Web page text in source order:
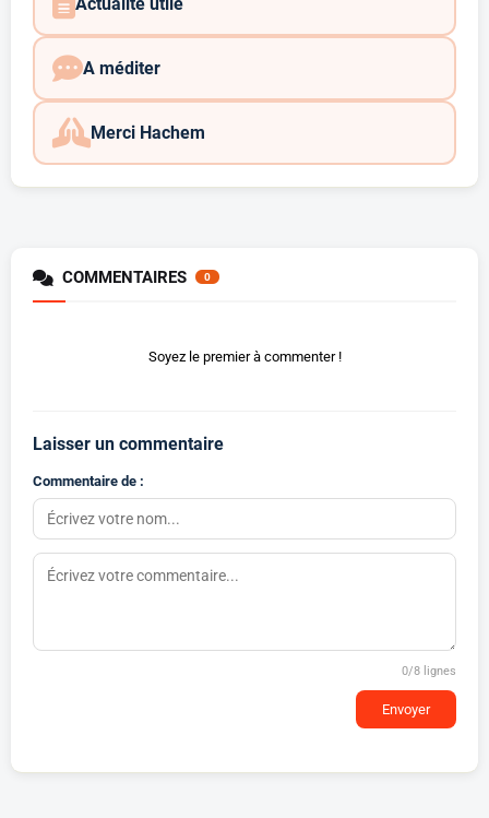
A méditer
Merci Hachem
COMMENTAIRES 0
Soyez le premier à commenter !
Laisser un commentaire
Commentaire de :
0/8 lignes
Envoyer